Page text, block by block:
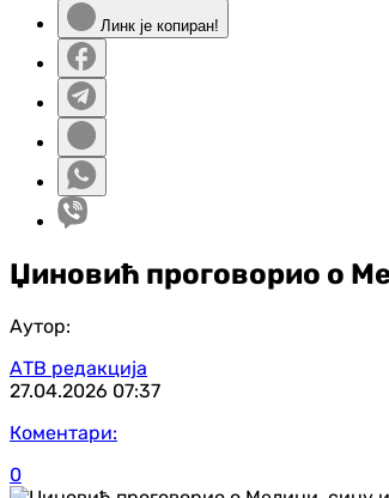
Линк је копиран!
Џиновић проговорио о
Аутор:
АТВ редакција
27.04.2026 07:37
Коментари:
0